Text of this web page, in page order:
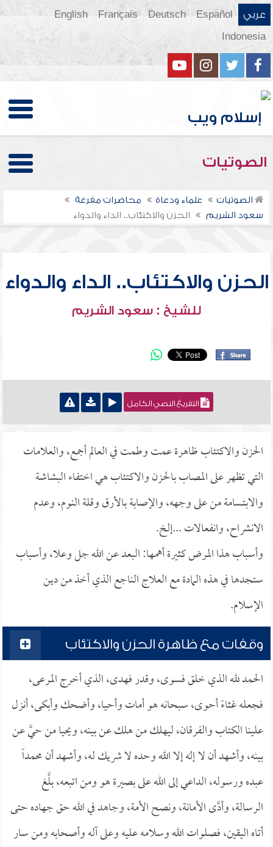
عربي Español
Deutsch
Français
English
Indonesia
الصوتيات
الصوتيات علماء ودعاة
محاضرات مفرغة
سعود الشريم
الحزن والاكتئاب.. الداء والدواء
الحزن والاكتئاب.. الداء والدواء
للشيخ : سعود الشريم
التفريغ النصي الكامل
الحزن والاكتئاب ظاهرة عمت وطمت في العالم أجمع، والعلامات
التي تظهر على المصاب بالحزن والاكتئاب هي اختفاء البشاشة
والابتسامة من على وجهه، والإصابة بالأرق وقلة النوم، وعدم
الانشراح، وانفعالات ...إلخ.
وأسباب هذا المرض كثيرة أهمها: البعد عن الله جل وعلا، وأسباب
ستجدها في هذه المادة مع العلاج الناجع الذي أخذ من دين
الإسلام.
وقفات مع ظاهرة الحزن والاكتئاب
الحمد لله الذي خلق فسوى، وقدر فهدى، الذي أخرج المرعى،
فجعله غثاءً أحوى، سبحانه هو أمات وأحيا، وأضحك وأبكى، أنزل
علينا الكتاب والفرقان، ليهلك من هلك عن بينه، ويحيا من حيَّ عن
بينه، وأشهد أن لا إله إلا الله وحده لا شريك له، وأشهد أن محمداً
عبده ورسوله، الداعي إلى الله على بصيرة هو ومن اتبعه، بلَّغ
الرسالة، وأدَّى الأمانة، ونصح الأمة، وجاهد في الله حق جهاده حتى
أتاه اليقين، فصلوات الله وسلامه عليه وعلى آله وأصحابه ومن سار